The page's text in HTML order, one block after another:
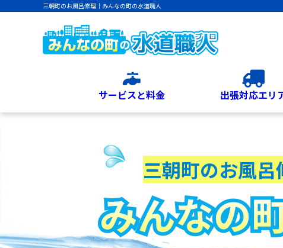
三朝町のお風呂修理｜みんなの町の水道職人
サービスと料金 出張対応エリ
三朝町のお風呂